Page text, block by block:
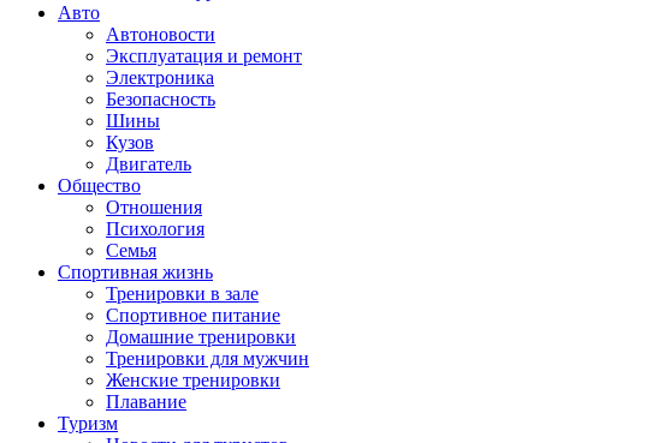
Авто
Автоновости
Эксплуатация и ремонт
Электроника
Безопасность
Шины
Кузов
Двигатель
Общество
Отношения
Психология
Семья
Спортивная жизнь
Тренировки в зале
Спортивное питание
Домашние тренировки
Тренировки для мужчин
Женские тренировки
Плавание
Туризм